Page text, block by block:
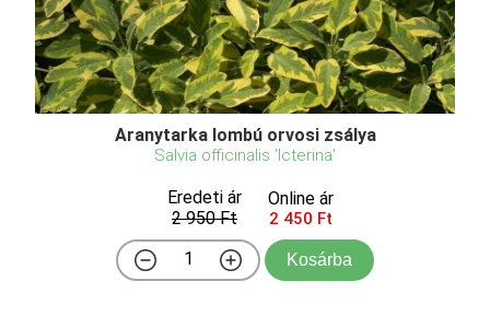
Aranytarka lombú orvosi zsálya
Salvia officinalis 'Icterina'
Eredeti ár
2 950 Ft
Online ár
2 450 Ft
Kosárba